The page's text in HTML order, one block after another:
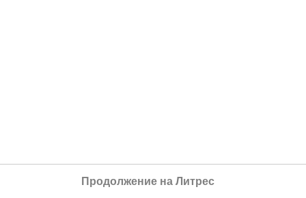
Продолжение на Литрес